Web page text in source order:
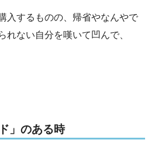
入するものの、帰省やなんやで
れない自分を嘆いて凹んで、
」のある時